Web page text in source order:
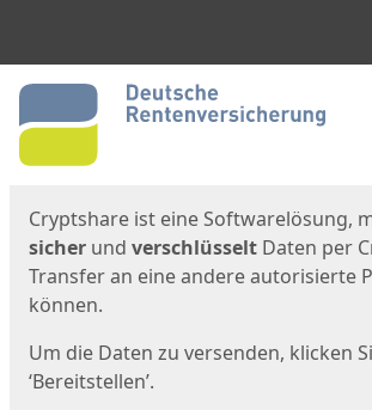
Start
Cryptshare ist eine Softwarelösung,
sicher und verschlüsselt Daten per
Transfer an eine andere autorisierte
können.
Um die Daten zu versenden, klicken
‘Bereitstellen’.